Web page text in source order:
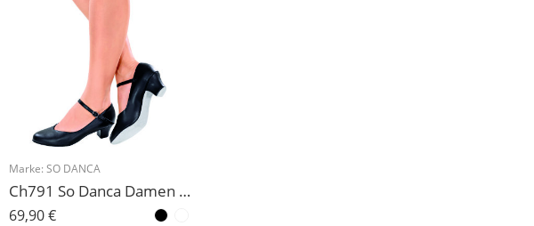
Marke: SO DANCA
Ch791 So Danca Damen Charakterschuh 4 cm
69,90€